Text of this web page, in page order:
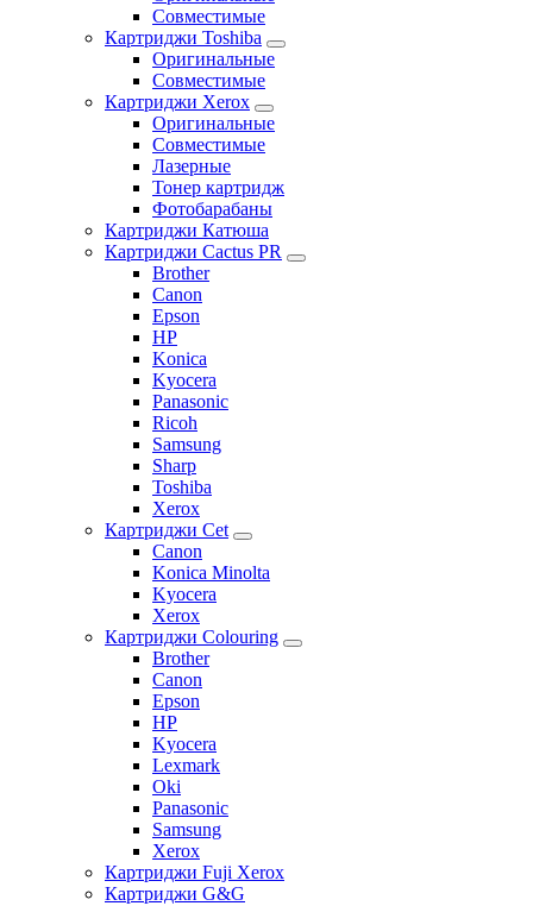
Совместимые
Картриджи Toshiba
Оригинальные
Совместимые
Картриджи Xerox
Оригинальные
Совместимые
Лазерные
Тонер картридж
Фотобарабаны
Картриджи Катюша
Картриджи Cactus PR
Brother
Canon
Epson
HP
Konica
Kyocera
Panasonic
Ricoh
Samsung
Sharp
Toshiba
Xerox
Картриджи Cet
Canon
Konica Minolta
Kyocera
Xerox
Картриджи Colouring
Brother
Canon
Epson
HP
Kyocera
Lexmark
Oki
Panasonic
Samsung
Xerox
Картриджи Fuji Xerox
Картриджи G&G